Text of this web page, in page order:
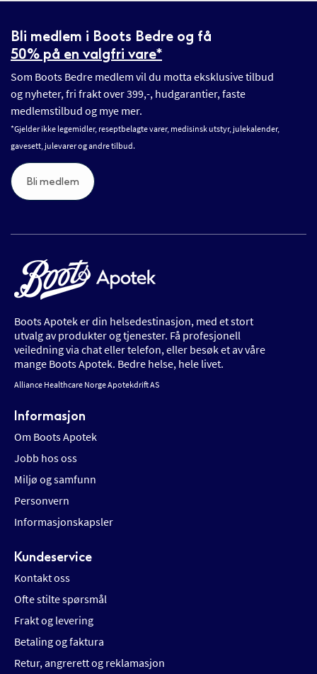
Bli medlem i Boots Bedre og få
50% på en valgfri vare*
Som Boots Bedre medlem vil du motta eksklusive tilbud
og nyheter, fri frakt over 399,-, hudgarantier, faste
medlemstilbud og mye mer.
*Gjelder ikke legemidler, reseptbelagte varer, medisinsk utstyr, julekalender,
gavesett, julevarer og andre tilbud.
Bli medlem
Boots Apotek er din helsedestinasjon, med et stort
utvalg av produkter og tjenester. Få profesjonell
veiledning via chat eller telefon, eller besøk et av våre
mange Boots Apotek. Bedre helse, hele livet.
Alliance Healthcare Norge Apotekdrift AS
Informasjon
Om Boots Apotek
Jobb hos oss
Miljø og samfunn
Personvern
Informasjonskapsler
Kundeservice
Kontakt oss
Ofte stilte spørsmål
Frakt og levering
Betaling og faktura
Retur, angrerett og reklamasjon